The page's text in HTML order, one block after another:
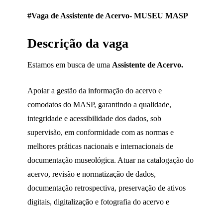
#Vaga de Assistente de Acervo- MUSEU MASP
Descrição da vaga
Estamos em busca de uma Assistente de Acervo.
Apoiar a gestão da informação do acervo e
comodatos do MASP, garantindo a qualidade,
integridade e acessibilidade dos dados, sob
supervisão, em conformidade com as normas e
melhores práticas nacionais e internacionais de
documentação museológica. Atuar na catalogação do
acervo, revisão e normatização de dados,
documentação retrospectiva, preservação de ativos
digitais, digitalização e fotografia do acervo e